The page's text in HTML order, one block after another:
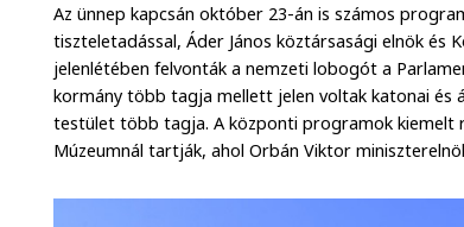
Az ünnep kapcsán október 23-án is számos
tiszteletadással, Áder János köztársasági elnök és
jelenlétében felvonták a nemzeti lobogót a
kormány több tagja mellett jelen voltak katonai és
testület több tagja. A központi programok kiemelt
Múzeumnál tartják, ahol Orbán Viktor